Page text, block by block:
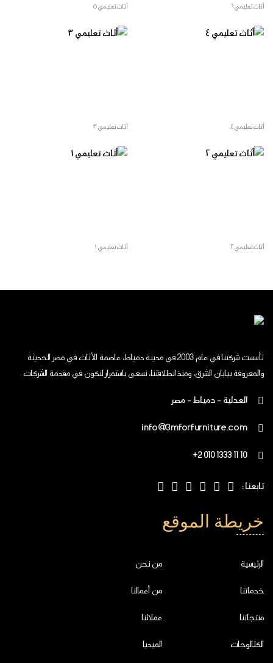
أثاث تعليمي ٦ أثاث تعليمي ٥
أثاث تعليمي ٤ أثاث تعليمي ٣
أثاث تعليمي ٢ أثاث تعليمي ١
تأسست شركتنا في عام 2003 في مدينة دمياط، عاصمة الأثاث في مصر الحديثة
والمعروفة بيابان الشرق، ومنذ انطلاقتنا، نسعى باستمرار لنكون في مقدمة الشركات
العدلية - دمياط - مصر
info@3mforfurniture.com
+2 010 1333 11 10
تابعنا :
خريطة الموقع
الرئيسية من نحن
خدماتنا من أعمالنا
منتجاتنا عملائنا
الكتالوجات الميديا